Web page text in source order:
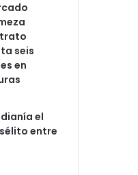
seis
en
el
entre